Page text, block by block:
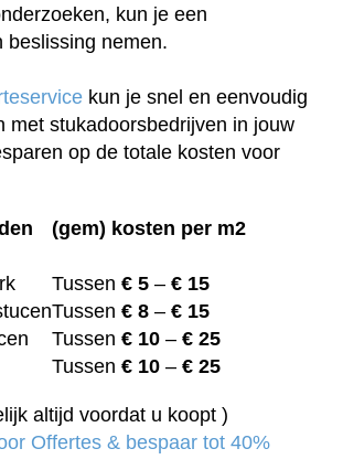
kun je een
beslissing nemen.
kun je snel en eenvoudig
met stukadoorsbedrijven in jouw
op de totale kosten voor
(gem) kosten per m2
Tussen € 5 – € 15
Tussen € 8 – € 15
Tussen € 10 – € 25
Tussen € 10 – € 25
altijd voordat u koopt )
Offertes & bespaar tot 40%